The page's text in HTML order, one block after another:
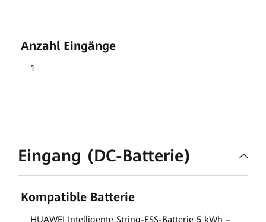
Anzahl Eingänge
1
Eingang (DC-Batterie)
Kompatible Batterie
HUAWEI Intelligente String-ESS-Batterie 5 kWh –